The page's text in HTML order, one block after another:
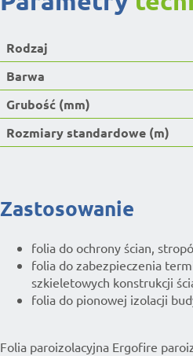
Rodzaj
Barwa
Grubość (mm)
Rozmiary standardowe (m)
Zastosowanie
folia do ochrony ścian,
folia do zabezpieczenia
szkieletowych konstrukcji
folia do pionowej izolacji
Folia paroizolacyjna Ergofire